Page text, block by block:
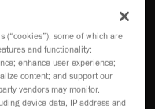
(“cookies”), some of which are
and functionality;
enhance user experience;
content; and support our
vendors may monitor,
device data, IP address and